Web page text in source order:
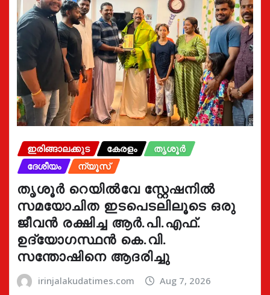
ഇരിങ്ങാലക്കുട കേരളം
തൃശൂർ
ദേശീയം
ന്യൂസ്
തൃശൂർ റെയിൽവേ സ്റ്റേഷനിൽ
സമയോചിത ഇടപെടലിലൂടെ ഒരു
ജീവൻ രക്ഷിച്ച ആർ.പി.എഫ്.
ഉദ്യോഗസ്ഥൻ കെ.വി.
സന്തോഷിനെ ആദരിച്ചു
irinjalakudatimes.com Aug 7, 2026